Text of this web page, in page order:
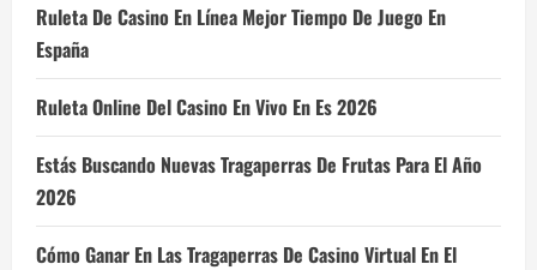
Ruleta De Casino En Línea Mejor Tiempo De Juego En
España
Ruleta Online Del Casino En Vivo En Es 2026
Estás Buscando Nuevas Tragaperras De Frutas Para El Año
2026
Cómo Ganar En Las Tragaperras De Casino Virtual En El